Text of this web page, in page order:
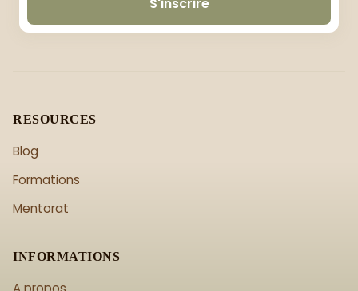
RESOURCES
Blog
Formations
Mentorat
INFORMATIONS